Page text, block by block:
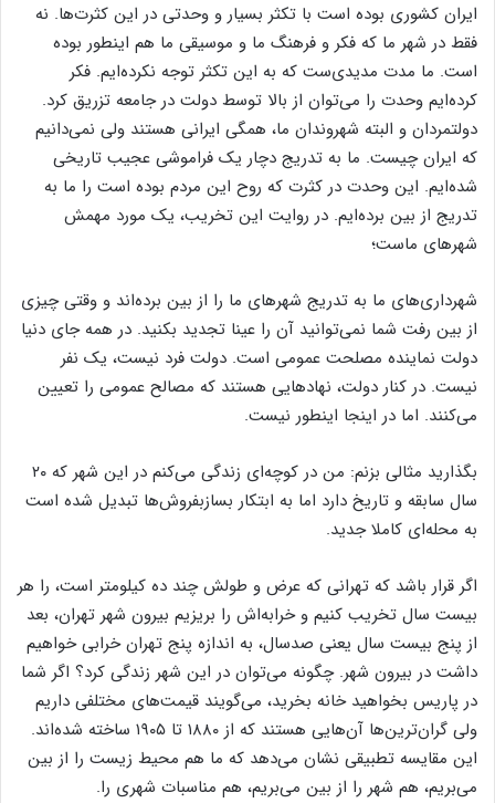
ایران کشوری بوده است با تکثر بسیار و وحدتی در این کثرت‌ها. نه
فقط در شهر ما که فکر و فرهنگ ما و موسیقی ما هم اینطور بوده
است. ما مدت مدیدی‌ست که به این تکثر توجه نکرده‌ایم. فکر
کرده‌ایم وحدت را می‌توان از بالا توسط دولت در جامعه تزریق کرد.
دولتمردان و البته شهروندان ما، همگی ایرانی هستند ولی نمی‌دانیم
که ایران چیست. ما به تدریج دچار یک فراموشی عجیب تاریخی
شده‌ایم. این وحدت در کثرت که روح این مردم بوده است را ما به
تدریج از بین برده‌ایم. در روایت این تخریب، یک مورد مهمش
شهرهای ماست؛
شهرداری‌های ما به تدریج شهرهای ما را از بین برده‌اند و وقتی چیزی
از بین رفت شما نمی‌توانید آن را عینا تجدید بکنید. در همه جای دنیا
دولت نماینده مصلحت عمومی است. دولت فرد نیست، یک نفر
نیست. در کنار دولت، نهادهایی هستند که مصالح عمومی را تعیین
می‌کنند. اما در اینجا اینطور نیست.
بگذارید مثالی بزنم: من در کوچه‌ای زندگی می‌کنم در این شهر که ۲۰
سال سابقه و تاریخ دارد اما به ابتکار بسازبفروش‌ها تبدیل شده است
به محله‌ای کاملا جدید.
اگر قرار باشد که تهرانی که عرض و طولش چند ده کیلومتر است، را هر
بیست سال تخریب کنیم و خرابه‌اش را بریزیم بیرون شهر تهران، بعد
از پنج بیست سال یعنی صدسال، به اندازه پنج تهران خرابی خواهیم
داشت در بیرون شهر. چگونه می‌توان در این شهر زندگی کرد؟ اگر شما
در پاریس بخواهید خانه بخرید، می‌گویند قیمت‌های مختلفی داریم
ولی گران‌ترین‌ها آن‌هایی هستند که از ۱۸۸۰ تا ۱۹۰۵ ساخته شده‌اند.
این مقایسه تطبیقی نشان می‌دهد که ما هم محیط زیست را از بین
می‌بریم، هم شهر را از بین می‌بریم، هم مناسبات شهری را.